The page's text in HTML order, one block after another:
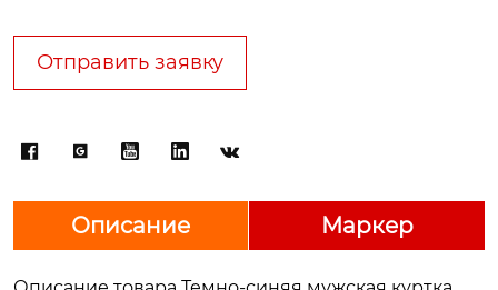
Отправить заявку
    
Описание Маркер